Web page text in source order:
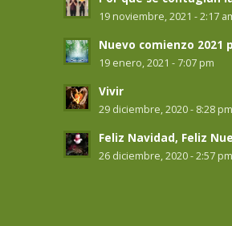
19 noviembre, 2021 - 2:17
Nuevo comienzo 2021
19 enero, 2021 - 7:07 pm
Vivir
29 diciembre, 2020 - 8:28 pm
Feliz Navidad, Feliz
26 diciembre, 2020 - 2:57 pm